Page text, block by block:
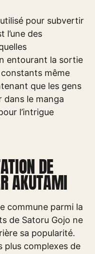
pour subvertir
l’une des
entourant la sortie
même
que les gens
le manga
l’intrigue
DE
AKUTAMI
commune parmi la
de Satoru Gojo ne
sa popularité.
plus complexes de